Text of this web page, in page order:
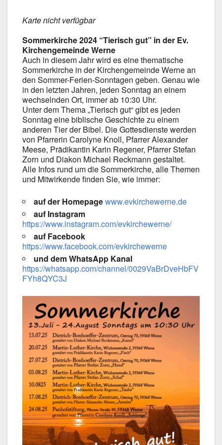
Kar­te nicht ver­füg­bar
Som­mer­kir­che 2024 “Tie­risch gut” in der Ev.
Kir­chen­ge­mein­de Wer­ne
Auch in die­sem Jahr wird es eine the­ma­ti­sche
Som­mer­kir­che in der Kir­chen­ge­mein­de Wer­ne an
den Sommer-Ferien-Sonntagen geben. Genau wie
in den letz­ten Jah­ren, jeden Sonn­tag an einem
wech­seln­den Ort, immer ab 10:30 Uhr.
Unter dem The­ma „Tie­risch gut“ gibt es jeden
Sonn­tag eine bibli­sche Geschich­te zu einem
ande­ren Tier der Bibel. Die Got­tes­diens­te wer­den
von Pfar­re­rin Caro­ly­ne Knoll, Pfar­rer Alex­an­der
Mee­se, Prä­di­kan­tin Karin Rege­ner, Pfar­rer Ste­fan
Zorn und Dia­kon Micha­el Reck­mann gestal­tet.
Alle Infos rund um die Som­mer­kir­che, alle The­men
und Mit­wir­ken­de fin­den Sie, wie immer:
auf der Home­pagewww.evkirchewerne.de
auf Insta­gram
https://www.instagram.com/evkirchewerne/
auf Face­book
https://www.facebook.com/evkirchewerne
und dem Whats­App Kanal
https://whatsapp.com/channel/0029VaBrDveHbFV
FYh8QYC3J